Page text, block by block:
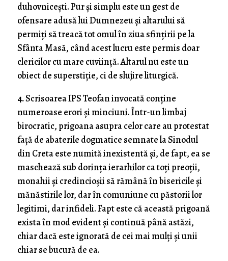
duhovnicești. Pur și simplu este un gest de
ofensare adusă lui Dumnezeu și altarului să
permiți să treacă tot omul în ziua sfințirii pe la
Sfânta Masă, când acest lucru este permis doar
clericilor cu mare cuviință. Altarul nu este un
obiect de superstiție, ci de slujire liturgică.
4.Scrisoarea IPS Teofan invocată conține
numeroase erori și minciuni. Într-un limbaj
birocratic, prigoana asupra celor care au protestat
față de abaterile dogmatice semnate la Sinodul
din Creta este numită inexistentă și, de fapt, ea se
maschează sub dorința ierarhilor ca toți preoții,
monahii și credincioșii să rămână în bisericile și
mănăstirile lor, dar în comuniune cu păstorii lor
legitimi, dar infideli. Fapt este că această prigoană
exista în mod evident și continuă până astăzi,
chiar dacă este ignorată de cei mai mulți și unii
chiar se bucură de ea.